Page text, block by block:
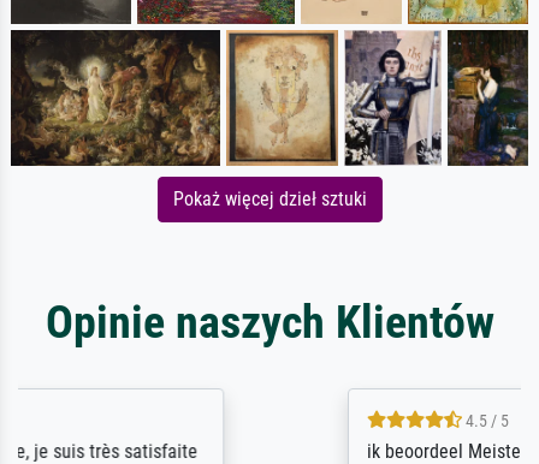
Pokaż więcej dzieł sztuki
Opinie naszych Klientów
ik beoordeel Meisterdrucke zeer positief.